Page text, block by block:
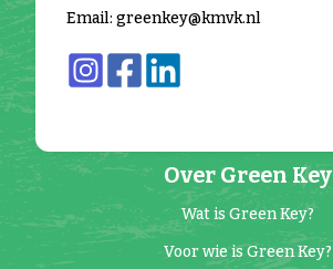
Over Green Key
Wat is Green Key?
Voor wie is Green Key?
Email: greenkey@kmvk.nl